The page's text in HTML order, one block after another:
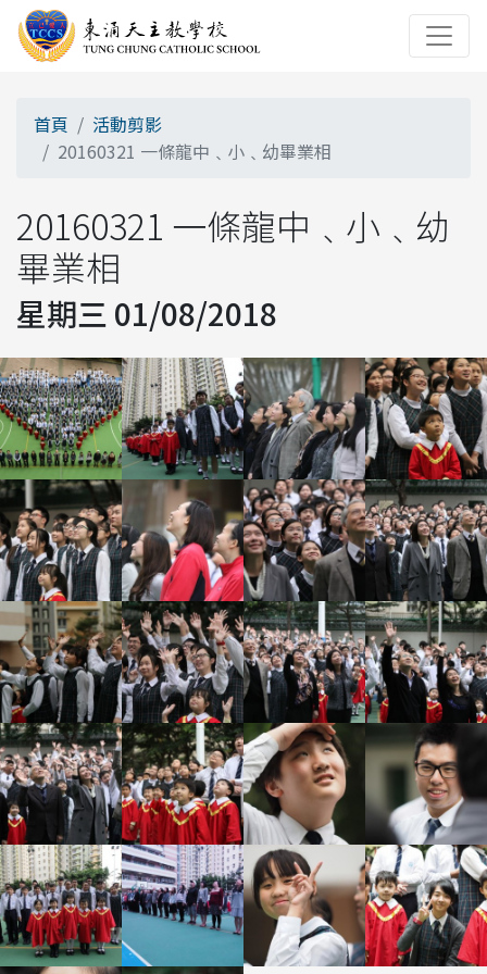
首頁
活動剪影
20160321 一條龍中﹑小﹑幼畢業相
20160321 一條龍中﹑小﹑幼
畢業相
星期三 01/08/2018